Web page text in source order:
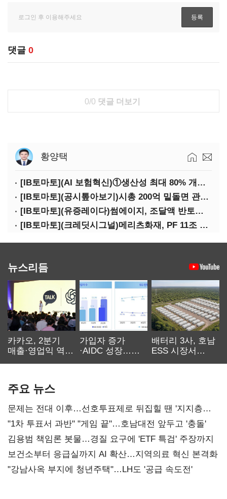
댓글 0
0/0 댓글 더보기
황양택
[IB토마토](AI 보험혁신)①생산성 최대 80% 개선…현실은 '실행 격차'
[IB토마토](공시톺아보기)시총 200억 밑돌면 관리종목…상폐 피하려면
[IB토마토](유증레이다)썸에이지, 조달액 반토막…시총 200억 못 넘으면 철회
[IB토마토](크레딧시그널)메리츠화재, PF 11조 노출…부동산 사업성 저하 우려
뉴스리듬
카카오, 2분기
매출·영업익 역대
가입자 증가
·AIDC 성장…
배터리 3사, 호남
ESS 시장서
주요 뉴스
문제는 전대 이후…선호투표제로 뒤집힐 땐 '지지층
불복'
"1차 투표서 과반" "게임 끝"…호남대전 앞두고 '충돌'
김용범 책임론 봇물…경질 요구에 'ETF 특검' 주장까지
보건소부터 응급실까지 AI 확산…지역의료 혁신 본격화
"강남사옥 부지에 청년주택"…LH도 '공급 속도전'